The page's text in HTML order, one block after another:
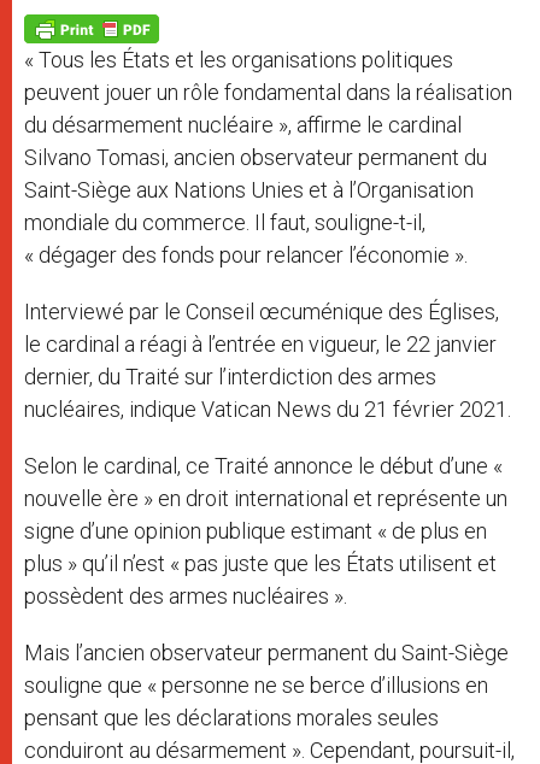
p
p
g
e
r
o
k
« Tous les États et les organisations politiques
peuvent jouer un rôle fondamental dans la réalisation
du désarmement nucléaire », affirme le cardinal
Silvano Tomasi, ancien observateur permanent du
Saint-Siège aux Nations Unies et à l’Organisation
mondiale du commerce. Il faut, souligne-t-il,
« dégager des fonds pour relancer l’économie ».
Interviewé par le Conseil œcuménique des Églises,
le cardinal a réagi à l’entrée en vigueur, le 22 janvier
dernier, du Traité sur l’interdiction des armes
nucléaires, indique Vatican News du 21 février 2021.
Selon le cardinal, ce Traité annonce le début d’une «
nouvelle ère » en droit international et représente un
signe d’une opinion publique estimant « de plus en
plus » qu’il n’est « pas juste que les États utilisent et
possèdent des armes nucléaires ».
Mais l’ancien observateur permanent du Saint-Siège
souligne que « personne ne se berce d’illusions en
pensant que les déclarations morales seules
conduiront au désarmement ». Cependant, poursuit-il,